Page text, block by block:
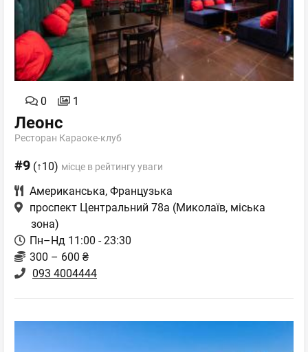
0 1
Леонс
Ресторан Караоке-клуб
#9 (↑10) місце в рейтингу уваги
Американська, Французька
проспект Центральний 78а (Миколаїв, міська
зона)
Пн–Нд 11:00 - 23:30
300 – 600 ₴
093 4004444